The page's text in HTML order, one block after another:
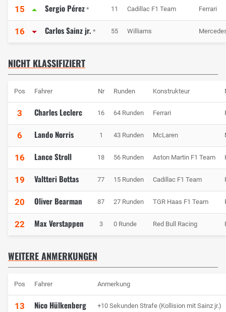
15 Sergio Pérez * 11 Cadillac F1 Team Ferrari
16 Carlos Sainz jr. * 55 Williams
NICHT KLASSIFIZIERT
Pos Fahrer Nr Runden Konstrukteur
3 Charles Leclerc 16 64 Runden Ferrari
6 Lando Norris 1 43 Runden McLaren
16 Lance Stroll 18 56 Runden Aston Martin F1 Team
19 Valtteri Bottas 77 15 Runden Cadillac F1 Team
20 Oliver Bearman 87 27 Runden TGR Haas F1 Team
22 Max Verstappen 3 0 Runde Red Bull Racing
WEITERE ANMERKUNGEN
Pos Fahrer Anmerkung
13 Nico Hülkenberg +10 Sekunden Strafe (Kollision mit Sainz jr.)